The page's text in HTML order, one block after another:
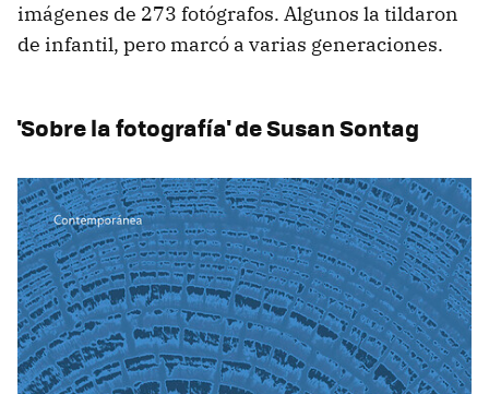
imágenes de 273 fotógrafos. Algunos la tildaron
de infantil, pero marcó a varias generaciones.
'Sobre la fotografía' de Susan Sontag